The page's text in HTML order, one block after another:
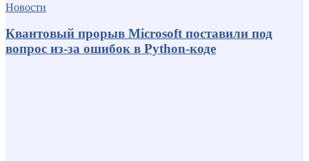
Новости
Квантовый прорыв Microsoft поставили под
вопрос из-за ошибок в Python-коде